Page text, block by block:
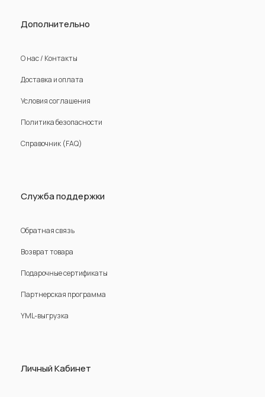
Дополнительно
О нас / Контакты
Доставка и оплата
Условия соглашения
Политика безопасности
Справочник (FAQ)
Служба поддержки
Обратная связь
Возврат товара
Подарочные сертификаты
Партнерская программа
YML-выгрузка
Личный Кабинет